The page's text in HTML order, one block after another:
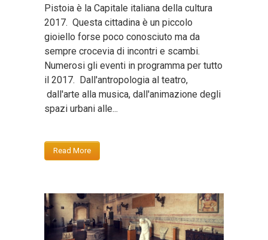
Pistoia è la Capitale italiana della cultura
2017. Questa cittadina è un piccolo
gioiello forse poco conosciuto ma da
sempre crocevia di incontri e scambi.
Numerosi gli eventi in programma per tutto
il 2017. Dall'antropologia al teatro,
dall'arte alla musica, dall'animazione degli
spazi urbani alle...
Read More